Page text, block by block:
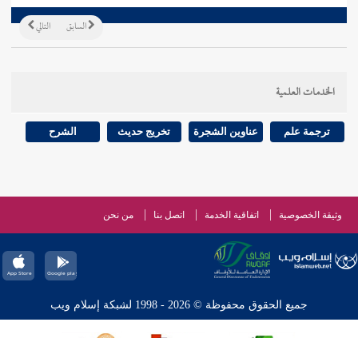
التالي السابق
الخدمات العلمية
ترجمة علم عناوين الشجرة تخريج حديث الشرح
وثيقة الخصوصية اتفاقية الخدمة اتصل بنا من نحن
جميع الحقوق محفوظة © 2026 - 1998 لشبكة إسلام ويب